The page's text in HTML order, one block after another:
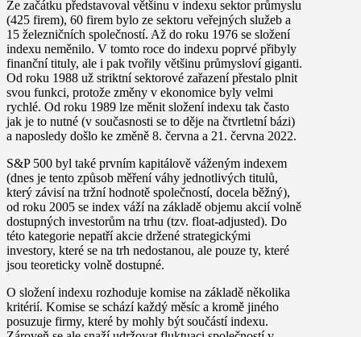
Ze začátku představoval většinu v indexu sektor průmyslu
(425 firem), 60 firem bylo ze sektoru veřejných služeb a
15 železničních společností. Až do roku 1976 se složení
indexu neměnilo. V tomto roce do indexu poprvé přibyly
finanční tituly, ale i pak tvořily většinu průmysloví giganti.
Od roku 1988 už striktní sektorové zařazení přestalo plnit
svou funkci, protože změny v ekonomice byly velmi
rychlé. Od roku 1989 lze měnit složení indexu tak často
jak je to nutné (v současnosti se to děje na čtvrtletní bázi)
a naposledy došlo ke změně 8. června a 21. června 2022.
S&P 500 byl také prvním kapitálově váženým indexem
(dnes je tento způsob měření váhy jednotlivých titulů,
který závisí na tržní hodnotě společností, docela běžný),
od roku 2005 se index váží na základě objemu akcií volně
dostupných investorům na trhu (tzv. float-adjusted). Do
této kategorie nepatří akcie držené strategickými
investory, které se na trh nedostanou, ale pouze ty, které
jsou teoreticky volně dostupné.
O složení indexu rozhoduje komise na základě několika
kritérií. Komise se schází každý měsíc a kromě jiného
posuzuje firmy, které by mohly být součástí indexu.